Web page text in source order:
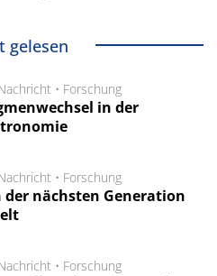
gelesen
• Forschung
in der
• Forschung
der nächsten Generation
• Forschung